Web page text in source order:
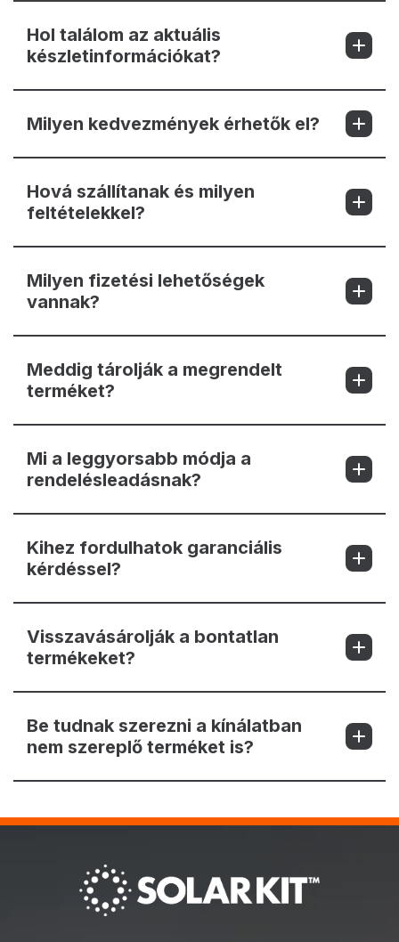
Hol találom az aktuális
készletinformációkat?
Milyen kedvezmények érhetők el?
Hová szállítanak és milyen
feltételekkel?
Milyen fizetési lehetőségek
vannak?
Meddig tárolják a megrendelt
terméket?
Mi a leggyorsabb módja a
rendelésleadásnak?
Kihez fordulhatok garanciális
kérdéssel?
Visszavásárolják a bontatlan
termékeket?
Be tudnak szerezni a kínálatban
nem szereplő terméket is?